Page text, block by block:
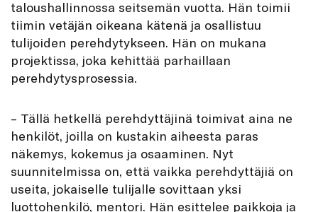
taloushallinnossa seitsemän vuotta. Hän toimii
tiimin vetäjän oikeana kätenä ja osallistuu
tulijoiden perehdytykseen. Hän on mukana
projektissa, joka kehittää parhaillaan
perehdytysprosessia.
– Tällä hetkellä perehdyttäjinä toimivat aina ne
henkilöt, joilla on kustakin aiheesta paras
näkemys, kokemus ja osaaminen. Nyt
suunnitelmissa on, että vaikka perehdyttäjiä on
useita, jokaiselle tulijalle sovittaan yksi
luottohenkilö, mentori. Hän esittelee paikkoja ja